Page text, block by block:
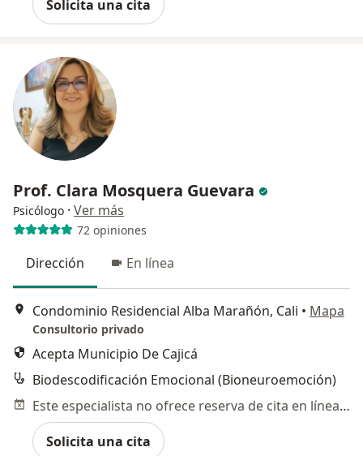
Solicita una cita
Prof. Clara Mosquera Guevara
Psicólogo · Ver más
72 opiniones
Dirección En línea
Condominio Residencial Alba Marañón, Cali • Mapa
Consultorio privado
Acepta Municipio De Cajicá
Biodescodificación Emocional (Bioneuroemoción)
Este especialista no ofrece reserva de cita en línea en esta dirección.
Solicita una cita